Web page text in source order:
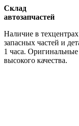
Склад
автозапчастей
Наличие в
запасных частей и
1 часа.
высокого качества.